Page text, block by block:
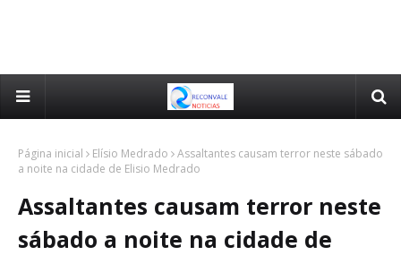
Página inicial Elísio Medrado
Assaltantes causam terror neste sábado
a noite na cidade de Elisio Medrado
Assaltantes causam terror neste
sábado a noite na cidade de